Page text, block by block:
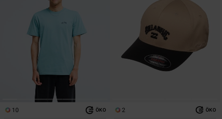
10 ÖKO 2 ÖKO